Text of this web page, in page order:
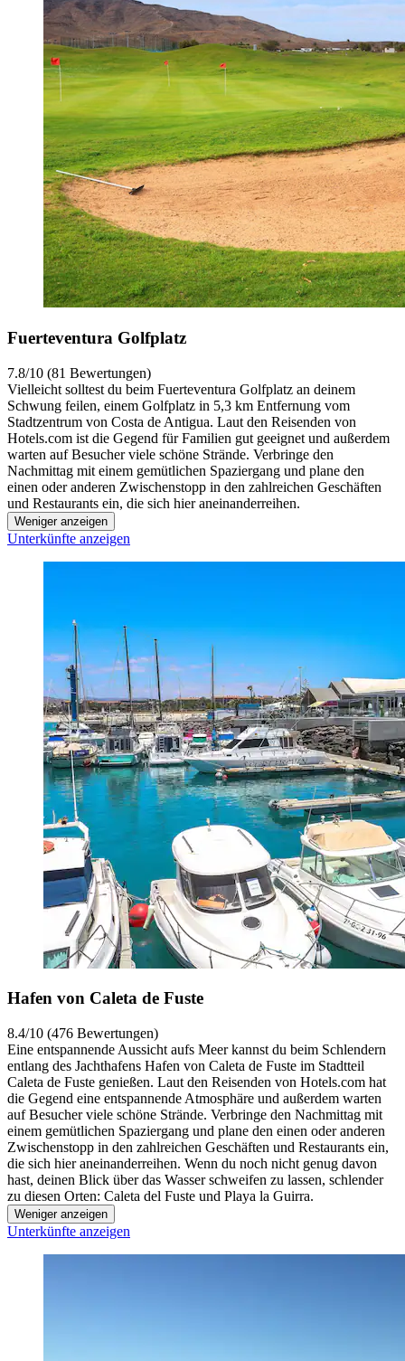
Fuerteventura Golfplatz
7.8/10 (81 Bewertungen)
Vielleicht solltest du beim Fuerteventura Golfplatz an deinem
Schwung feilen, einem Golfplatz in 5,3 km Entfernung vom
Stadtzentrum von Costa de Antigua. Laut den Reisenden von
Hotels.com ist die Gegend für Familien gut geeignet und außerdem
warten auf Besucher viele schöne Strände. Verbringe den
Nachmittag mit einem gemütlichen Spaziergang und plane den
einen oder anderen Zwischenstopp in den zahlreichen Geschäften
und Restaurants ein, die sich hier aneinanderreihen.
Weniger anzeigen
Unterkünfte anzeigen
Hafen von Caleta de Fuste
8.4/10 (476 Bewertungen)
Eine entspannende Aussicht aufs Meer kannst du beim Schlendern
entlang des Jachthafens Hafen von Caleta de Fuste im Stadtteil
Caleta de Fuste genießen. Laut den Reisenden von Hotels.com hat
die Gegend eine entspannende Atmosphäre und außerdem warten
auf Besucher viele schöne Strände. Verbringe den Nachmittag mit
einem gemütlichen Spaziergang und plane den einen oder anderen
Zwischenstopp in den zahlreichen Geschäften und Restaurants ein,
die sich hier aneinanderreihen. Wenn du noch nicht genug davon
hast, deinen Blick über das Wasser schweifen zu lassen, schlender
zu diesen Orten: Caleta del Fuste und Playa la Guirra.
Weniger anzeigen
Unterkünfte anzeigen